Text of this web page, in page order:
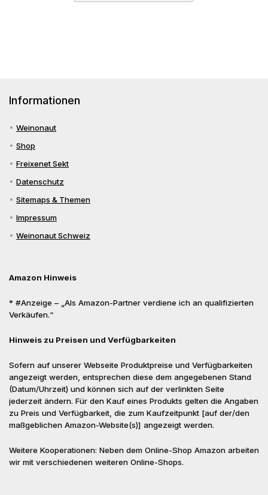
Informationen
Weinonaut
Shop
Freixenet Sekt
Datenschutz
Sitemaps & Themen
Impressum
Weinonaut Schweiz
Amazon Hinweis
* #Anzeige – „Als Amazon-Partner verdiene ich an qualifizierten
Verkäufen.“
Hinweis zu Preisen und Verfügbarkeiten
Sofern auf unserer Webseite Produktpreise und Verfügbarkeiten
angezeigt werden, entsprechen diese dem angegebenen Stand
(Datum/Uhrzeit) und können sich auf der verlinkten Seite
jederzeit ändern. Für den Kauf eines Produkts gelten die Angaben
zu Preis und Verfügbarkeit, die zum Kaufzeitpunkt [auf der/den
maßgeblichen Amazon-Website(s)] angezeigt werden.
Weitere Kooperationen: Neben dem Online-Shop Amazon arbeiten
wir mit verschiedenen weiteren Online-Shops.